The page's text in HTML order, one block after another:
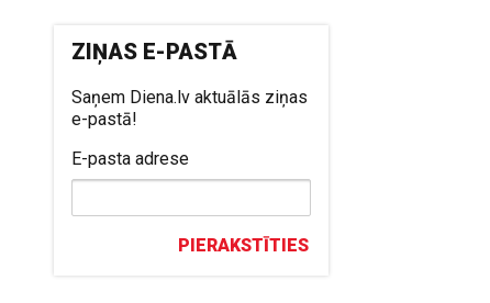
ZIŅAS E-PASTĀ
Saņem Diena.lv aktuālās ziņas
e-pastā!
E-pasta adrese
PIERAKSTĪTIES